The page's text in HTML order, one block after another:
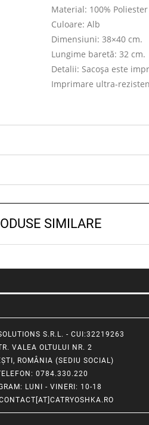
Material: 100% Poliester
Culoare: Alb
Dimensiuni: 38×40 cm.
Lungime baretă: 32 cm.
Detalii: Sacoșa este
Imprimare ultra-
SIMILARE
S.R.L. - CUI:32219263
VALEA OLTULUI NR. 2
ROMÂNIA (SEDIU SOCIAL)
: 0784.330.220
: LUNI - VINERI: 10-18